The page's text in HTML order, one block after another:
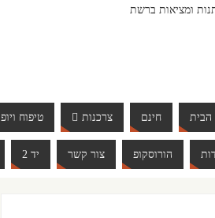
הבית חינם צרכנות טיפוח
הורוסקופ צור קשר יד 2